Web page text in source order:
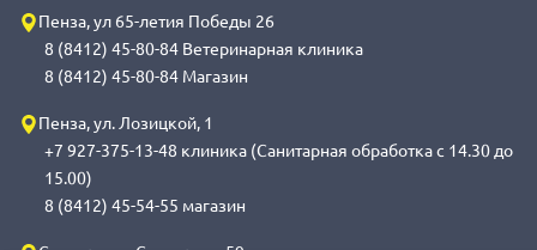
Пенза, ул 65-летия Победы 26
8 (8412) 45-80-84 Ветеринарная клиника
8 (8412) 45-80-84 Магазин
Пенза, ул. Лозицкой, 1
+7 927-375-13-48 клиника (Санитарная обработка с 14.30 до
15.00)
8 (8412) 45-54-55 магазин